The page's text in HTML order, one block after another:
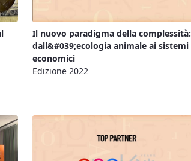
Il nuovo paradigma della complessità:
dall&#039;ecologia animale ai sistemi
economici
Edizione 2022